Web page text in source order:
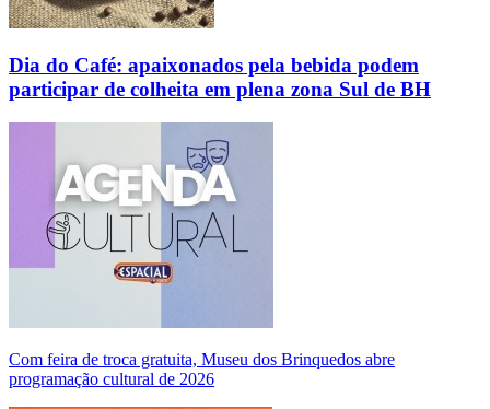
Dia do Café: apaixonados pela bebida podem
participar de colheita em plena zona Sul de BH
Com feira de troca gratuita, Museu dos Brinquedos abre
programação cultural de 2026